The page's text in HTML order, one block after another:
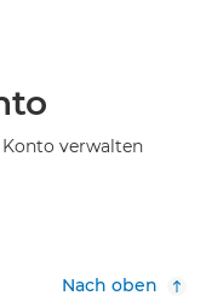
verwalten
Nach oben